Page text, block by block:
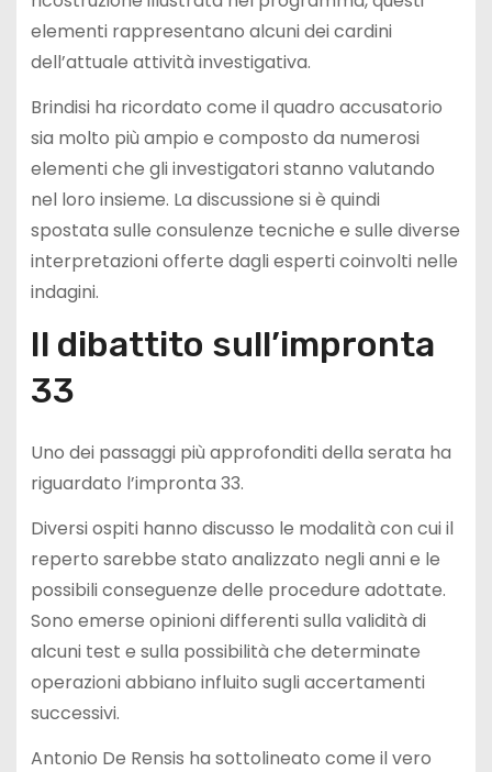
elementi rappresentano alcuni dei cardini
dell’attuale attività investigativa.
Brindisi ha ricordato come il quadro accusatorio
sia molto più ampio e composto da numerosi
elementi che gli investigatori stanno valutando
nel loro insieme. La discussione si è quindi
spostata sulle consulenze tecniche e sulle diverse
interpretazioni offerte dagli esperti coinvolti nelle
indagini.
Il dibattito sull’impronta
33
Uno dei passaggi più approfonditi della serata ha
riguardato l’impronta 33.
Diversi ospiti hanno discusso le modalità con cui il
reperto sarebbe stato analizzato negli anni e le
possibili conseguenze delle procedure adottate.
Sono emerse opinioni differenti sulla validità di
alcuni test e sulla possibilità che determinate
operazioni abbiano influito sugli accertamenti
successivi.
Antonio De Rensis ha sottolineato come il vero